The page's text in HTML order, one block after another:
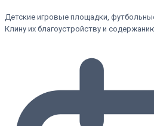
Детские игровые площадки,
Клину их благоустройству и